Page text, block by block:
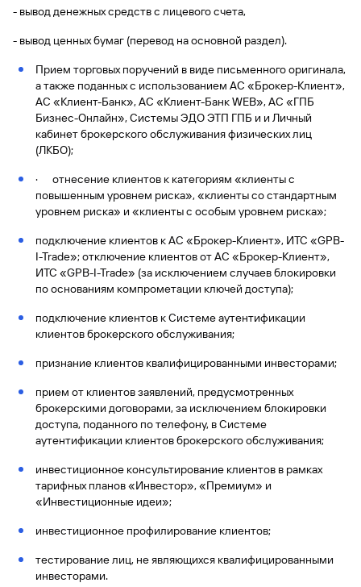
Помощь по
кредиту
Оформить
страхование
карты
онлайн
электронных
денежных
средств
Быстрый
поиск
по
Вклады
Газпромбанка
Открытый
API
курсов
валют и
металлов
Быстрый
поиск
по
Вклады
Быстрый
по
сайту
Вклады
- вывод денежных средств с лицевого счета,
- вывод ценных бумаг (перевод на основной раздел).
Прием торговых поручений в виде письменного оригинала,
а также поданных с использованием АС «Брокер-Клиент»,
АС «Клиент-Банк», АС «Клиент-Банк WEB», АС «ГПБ
Бизнес-Онлайн», Системы ЭДО ЭТП ГПБ и и Личный
кабинет брокерского обслуживания физических лиц
(ЛКБО);
· отнесение клиентов к категориям «клиенты с
повышенным уровнем риска», «клиенты со стандартным
уровнем риска» и «клиенты с особым уровнем риска»;
подключение клиентов к АС «Брокер-Клиент», ИТС «GPB-
I-Trade»; отключение клиентов от АС «Брокер-Клиент»,
ИТС «GPB-I-Trade» (за исключением случаев блокировки
по основаниям компрометации ключей доступа);
подключение клиентов к Системе аутентификации
клиентов брокерского обслуживания;
признание клиентов квалифицированными инвесторами;
прием от клиентов заявлений, предусмотренных
брокерскими договорами, за исключением блокировки
доступа, поданного по телефону, в Системе
аутентификации клиентов брокерского обслуживания;
инвестиционное консультирование клиентов в рамках
тарифных планов «Инвестор», «Премиум» и
«Инвестиционные идеи»;
инвестиционное профилирование клиентов;
тестирование лиц, не являющихся квалифицированными
инвесторами.